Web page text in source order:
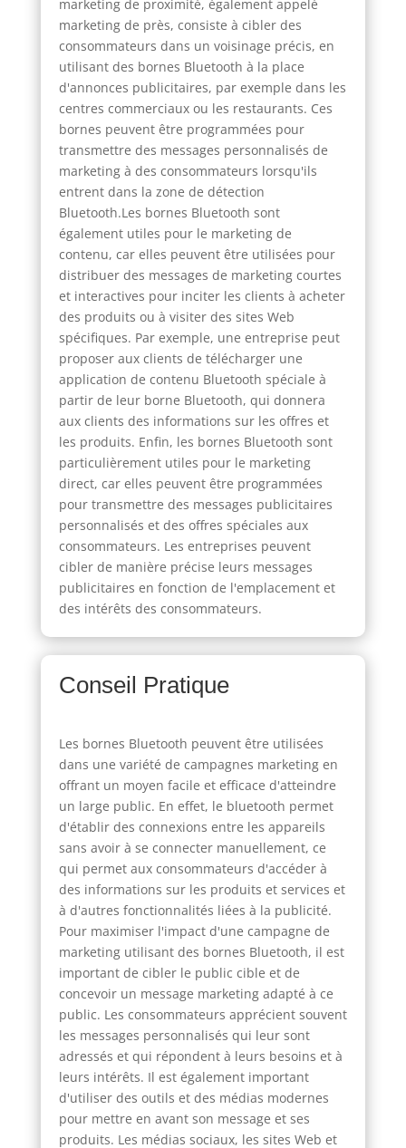
marketing de proximité, également appelé
marketing de près, consiste à cibler des
consommateurs dans un voisinage précis, en
utilisant des bornes Bluetooth à la place
d'annonces publicitaires, par exemple dans les
centres commerciaux ou les restaurants. Ces
bornes peuvent être programmées pour
transmettre des messages personnalisés de
marketing à des consommateurs lorsqu'ils
entrent dans la zone de détection
Bluetooth.Les bornes Bluetooth sont
également utiles pour le marketing de
contenu, car elles peuvent être utilisées pour
distribuer des messages de marketing courtes
et interactives pour inciter les clients à acheter
des produits ou à visiter des sites Web
spécifiques. Par exemple, une entreprise peut
proposer aux clients de télécharger une
application de contenu Bluetooth spéciale à
partir de leur borne Bluetooth, qui donnera
aux clients des informations sur les offres et
les produits. Enfin, les bornes Bluetooth sont
particulièrement utiles pour le marketing
direct, car elles peuvent être programmées
pour transmettre des messages publicitaires
personnalisés et des offres spéciales aux
consommateurs. Les entreprises peuvent
cibler de manière précise leurs messages
publicitaires en fonction de l'emplacement et
des intérêts des consommateurs.
Conseil Pratique
Les bornes Bluetooth peuvent être utilisées
dans une variété de campagnes marketing en
offrant un moyen facile et efficace d'atteindre
un large public. En effet, le bluetooth permet
d'établir des connexions entre les appareils
sans avoir à se connecter manuellement, ce
qui permet aux consommateurs d'accéder à
des informations sur les produits et services et
à d'autres fonctionnalités liées à la publicité.
Pour maximiser l'impact d'une campagne de
marketing utilisant des bornes Bluetooth, il est
important de cibler le public cible et de
concevoir un message marketing adapté à ce
public. Les consommateurs apprécient souvent
les messages personnalisés qui leur sont
adressés et qui répondent à leurs besoins et à
leurs intérêts. Il est également important
d'utiliser des outils et des médias modernes
pour mettre en avant son message et ses
produits. Les médias sociaux, les sites Web et